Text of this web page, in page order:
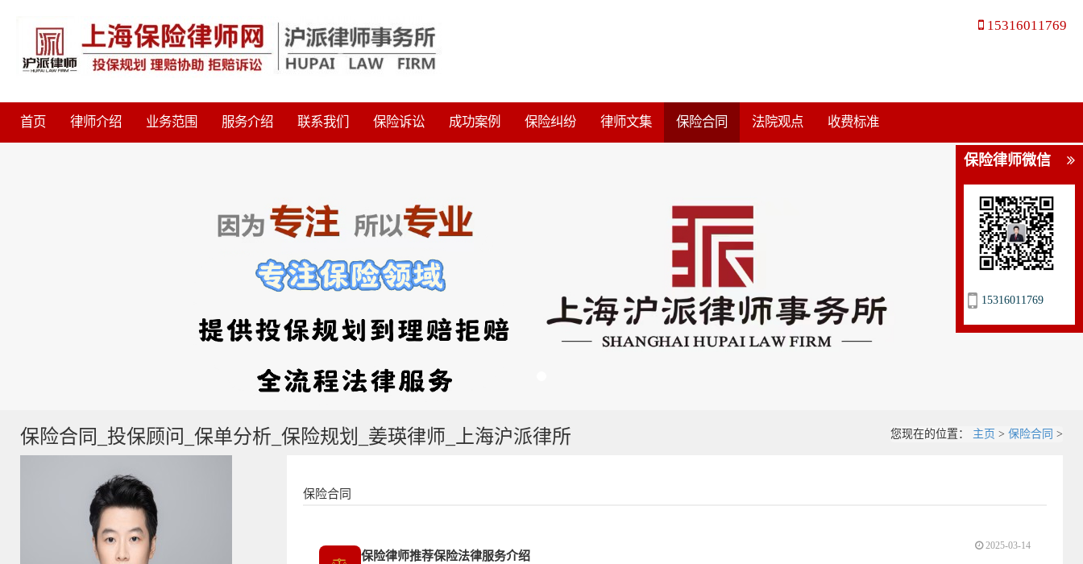
15316011769
首页 律师介绍 业务范围 服务介绍 联系我们 保险诉讼 成功案例 保险纠纷 律师文集 保险合同 法院观点 收费标准
保险合同_投保顾问_保单分析_保险规划_姜瑛律师_上海沪派律所 您现在的位置： 主页 > 保险合同 >
保险合同
保险律师推荐保险法律服务介绍
2025-03-14
保险律师微信
15316011769